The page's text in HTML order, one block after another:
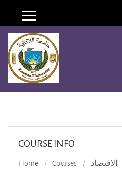
Skip to main content
Side panel
COURSE INFO
Home Courses الاقتصاد